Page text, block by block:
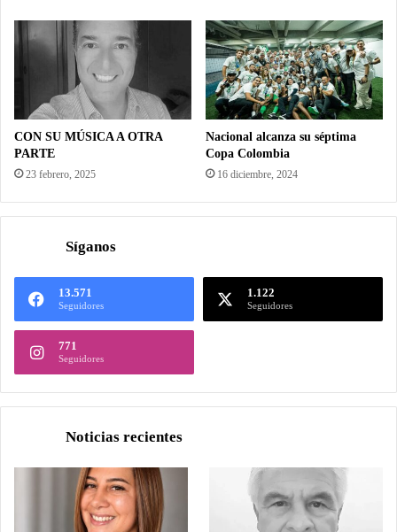
CON SU MÚSICA A OTRA
PARTE
23 febrero, 2025
Nacional alcanza su séptima
Copa Colombia
16 diciembre, 2024
Síganos
13.571
Seguidores
1.122
Seguidores
771
Seguidores
Noticias recientes